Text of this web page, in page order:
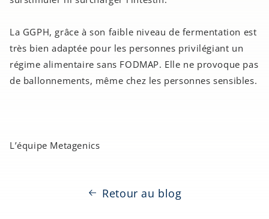
La GGPH, grâce à son faible niveau de fermentation est
très bien adaptée pour les personnes privilégiant un
régime alimentaire sans FODMAP. Elle ne provoque pas
de ballonnements, même chez les personnes sensibles.
L’équipe Metagenics
Retour au blog